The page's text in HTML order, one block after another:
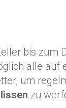
bis zum
alle auf
um
zu